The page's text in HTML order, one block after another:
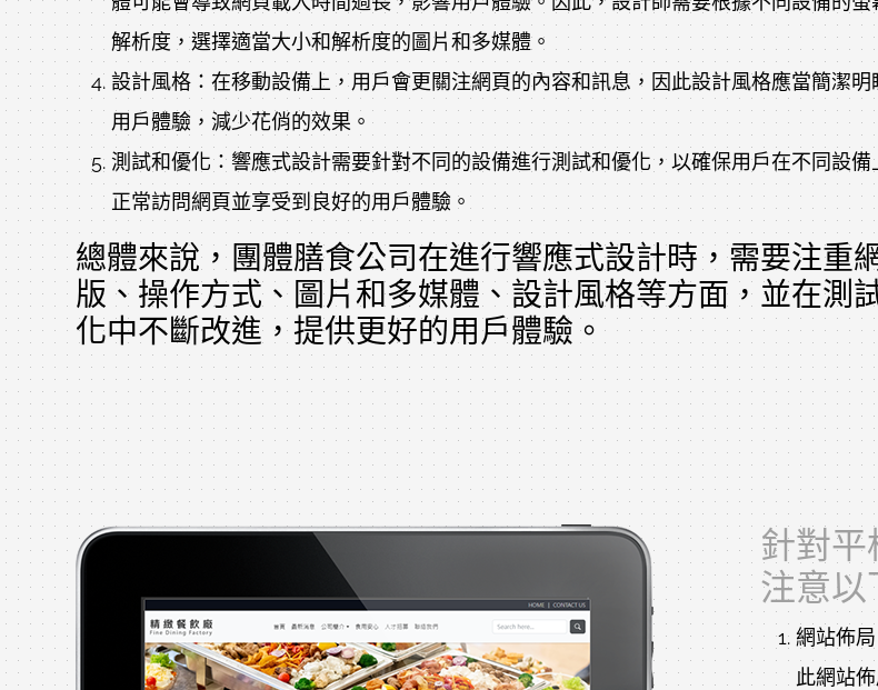
解析度，選擇適當大小和解析度的圖片和多媒體。
設計風格：在移動設備上，用戶會更關注網頁的內容和訊息，因此設計風格應當簡潔明
用戶體驗，減少花俏的效果。
測試和優化：響應式設計需要針對不同的設備進行測試和優化，以確保用戶在不同設備
正常訪問網頁並享受到良好的用戶體驗。
總體來說，團體膳食公司在進行響應式設計時，需要注重
版、操作方式、圖片和多媒體、設計風格等方面，並在測
化中不斷改進，提供更好的用戶體驗。
針對
注意以
網站佈
此網站